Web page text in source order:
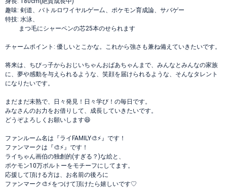
趣味: 剣道、バトルロワイヤルゲー厶、ポケモン育成論、サバゲー
特技: 水泳、
まつ毛にシャーペンの芯25本のせられます
チャームポイント: 優しいとこかな。これから強さも兼ね備えていきたいです。
将来は、ちびっ子からおじいちゃんおばあちゃんまで、みんなとみんなの家族
に、夢や感動を与えられるような、笑顔を届けられるような、そんなタレント
になりたいです。
まだまだ未熟で、日々発見！日々学び！の毎日です。
みなさんのお力をお借りして、成長していきたいです。
どうぞよろしくお願いします😆
ファンルーム名は『ライFAMILY🎨⚡』です！
ファンマークは『🎨⚡』です！
ライちゃん画伯の独創的(すぎる？)な絵と、
ポケモン10万ボルトーをモチーフにしてます。
応援して頂ける方は、お名前の後ろに
ファンマーク🎨⚡をつけて頂けたら嬉しいです♡